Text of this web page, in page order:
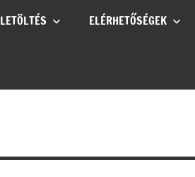
LETÖLTÉS ELÉRHETŐSÉGEK